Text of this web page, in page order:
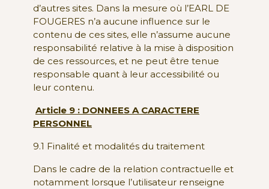
d’autres sites. Dans la mesure où l’EARL DE
FOUGERES n’a aucune influence sur le
contenu de ces sites, elle n’assume aucune
responsabilité relative à la mise à disposition
de ces ressources, et ne peut être tenue
responsable quant à leur accessibilité ou
leur contenu.
Article 9 : DONNEES A CARACTERE
PERSONNEL
9.1 Finalité et modalités du traitement
Dans le cadre de la relation contractuelle et
notamment lorsque l’utilisateur renseigne